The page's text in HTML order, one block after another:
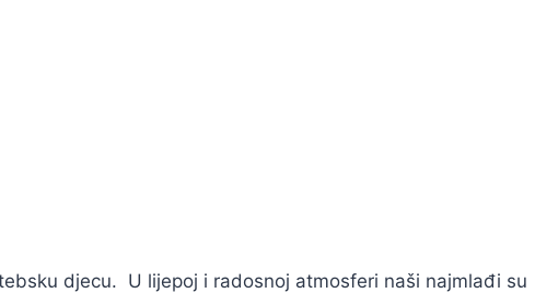
djecu. U lijepoj i radosnoj atmosferi naši najmlađi su